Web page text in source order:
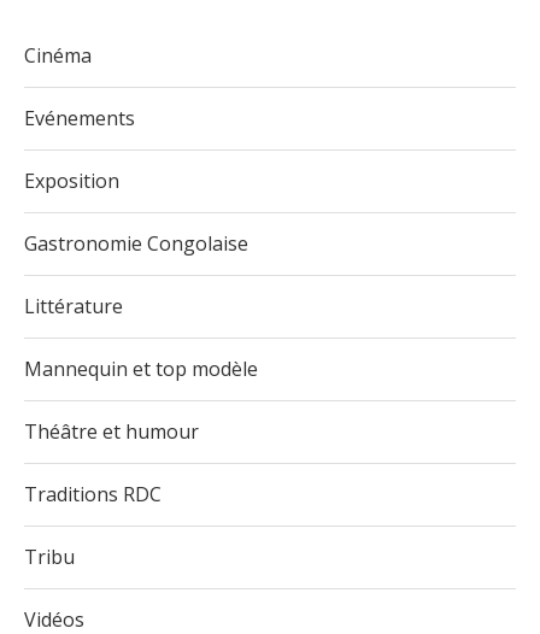
Cinéma
Evénements
Exposition
Gastronomie Congolaise
Littérature
Mannequin et top modèle
Théâtre et humour
Traditions RDC
Tribu
Vidéos